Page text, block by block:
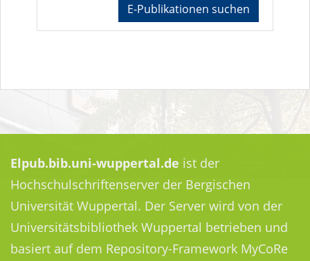
E-Publikationen suchen
Elpub.bib.uni-wuppertal.de ist der
Hochschulschriftenserver der Bergischen
Universität Wuppertal. Der Server wird von der
Universitätsbibliothek Wuppertal betrieben und
basiert auf dem Repository-Framework MyCoRe